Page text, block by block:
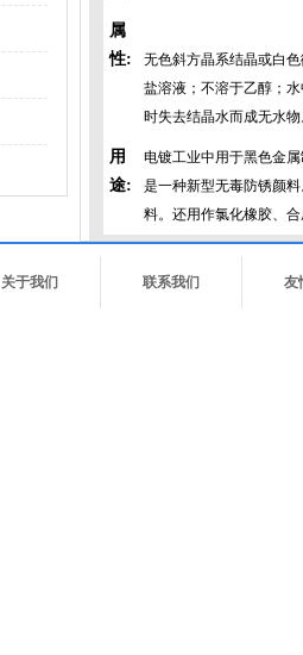
属
性:
无色斜方晶系结晶或白
盐溶液；不溶于乙醇；
时失去结晶水而成无水
用
途:
电镀工业中用于黑色金
是一种新型无毒防锈颜
料。还用作氯化橡胶、
关于我们 联系我们 友